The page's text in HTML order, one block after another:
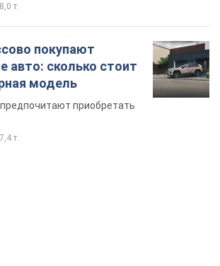
т.
покупают
авто: сколько стоит
модель
приобретать
т.